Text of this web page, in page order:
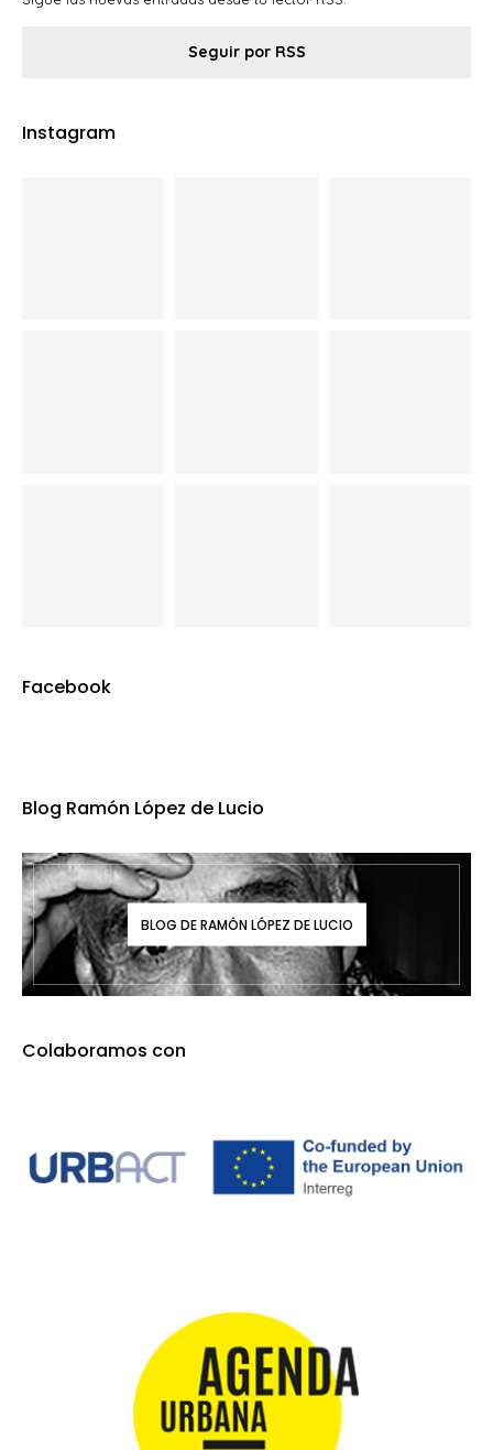
Seguir por RSS
Instagram
Facebook
Blog Ramón López de Lucio
BLOG DE RAMÓN LÓPEZ DE LUCIO
Colaboramos con